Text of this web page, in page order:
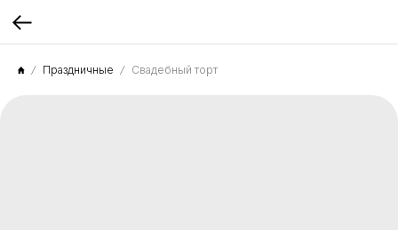
Праздничные Свадебный торт